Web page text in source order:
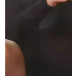
Vékony